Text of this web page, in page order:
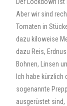
Aber wir sind
Tomaten in
dazu kiloweise
dazu Reis,
Bohnen, Linsen
Ich habe kürzlich
sogenannte
ausgerüstet sind,